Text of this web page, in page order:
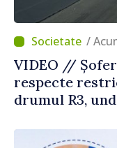
/
VIDEO //
respecte
drumul R3,